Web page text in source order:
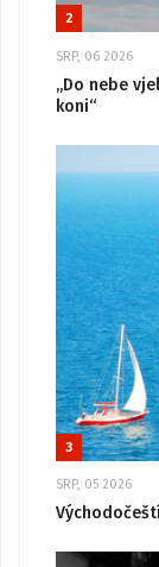
2
SRP, 06 2026
„Do nebe
koni“
3
SRP, 05 2026